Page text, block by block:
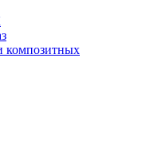
композитных